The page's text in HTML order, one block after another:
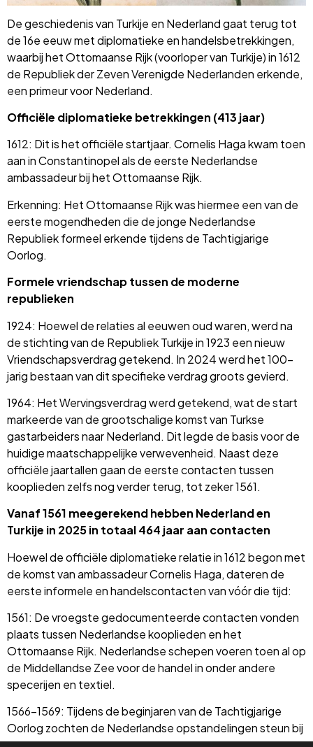
De geschiedenis van Turkije en Nederland gaat terug tot
de 16e eeuw met diplomatieke en handelsbetrekkingen,
waarbij het Ottomaanse Rijk (voorloper van Turkije) in 1612
de Republiek der Zeven Verenigde Nederlanden erkende,
een primeur voor Nederland.
Officiële diplomatieke betrekkingen (413 jaar)
1612: Dit is het officiële startjaar. Cornelis Haga kwam toen
aan in Constantinopel als de eerste Nederlandse
ambassadeur bij het Ottomaanse Rijk.
Erkenning: Het Ottomaanse Rijk was hiermee een van de
eerste mogendheden die de jonge Nederlandse
Republiek formeel erkende tijdens de Tachtigjarige
Oorlog.
Formele vriendschap tussen de moderne
republieken
1924: Hoewel de relaties al eeuwen oud waren, werd na
de stichting van de Republiek Turkije in 1923 een nieuw
Vriendschapsverdrag getekend. In 2024 werd het 100-
jarig bestaan van dit specifieke verdrag groots gevierd.
1964: Het Wervingsverdrag werd getekend, wat de start
markeerde van de grootschalige komst van Turkse
gastarbeiders naar Nederland. Dit legde de basis voor de
huidige maatschappelijke verwevenheid. Naast deze
officiële jaartallen gaan de eerste contacten tussen
kooplieden zelfs nog verder terug, tot zeker 1561.
Vanaf 1561 meegerekend hebben Nederland en
Turkije in 2025 in totaal 464 jaar aan contacten
Hoewel de officiële diplomatieke relatie in 1612 begon met
de komst van ambassadeur Cornelis Haga, dateren de
eerste informele en handelscontacten van vóór die tijd:
1561: De vroegste gedocumenteerde contacten vonden
plaats tussen Nederlandse kooplieden en het
Ottomaanse Rijk. Nederlandse schepen voeren toen al op
de Middellandse Zee voor de handel in onder andere
specerijen en textiel.
1566–1569: Tijdens de beginjaren van de Tachtigjarige
Oorlog zochten de Nederlandse opstandelingen steun bij